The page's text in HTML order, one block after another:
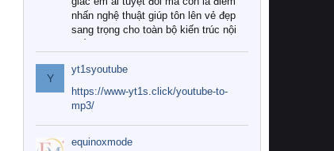
nhấn nghệ thuật giúp tôn lên vẻ đẹp
sang trọng cho toàn bộ kiến trúc nội
Tuy nhiên, giữa thị trường đa dạng
với vô vàn thương hiệu và mẫu mã
như hiện nay, làm thế nào để chọn
được những bộ chăn ga gối đệm cao
cấp thực sự chất lượng, phù hợp với
khí hậu và nhu cầu sử dụng của gia
Y
yt1syoutube
https://www-yt1s.click/youtube-to-
mp3/
equinoxmode